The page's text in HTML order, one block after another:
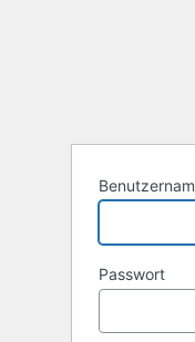
Passwort